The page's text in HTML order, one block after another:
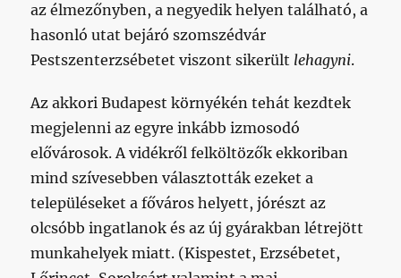
az élmezőnyben, a negyedik helyen található, a
hasonló utat bejáró szomszédvár
Pestszenterzsébetet viszont sikerült lehagyni.
Az akkori Budapest környékén tehát kezdtek
megjelenni az egyre inkább izmosodó
elővárosok. A vidékről felköltözők ekkoriban
mind szívesebben választották ezeket a
településeket a főváros helyett, jórészt az
olcsóbb ingatlanok és az új gyárakban létrejött
munkahelyek miatt. (Kispestet, Erzsébetet,